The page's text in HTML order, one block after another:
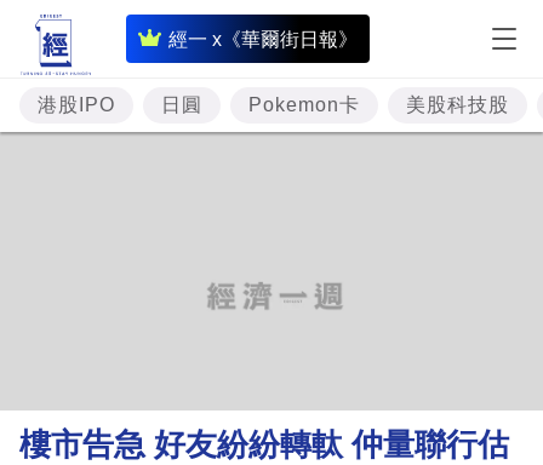
經一 x《華爾街日報》
即
時
財
經
理
財
港股IPO 日圓 Pokemon卡 美股科技股
樓市告急 好友紛紛轉軚 仲量聯行估